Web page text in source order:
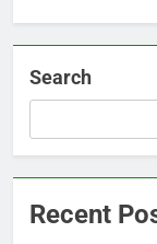
Search
Recent